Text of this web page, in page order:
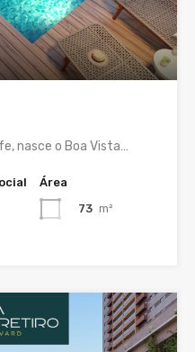
nasce o Boa Vista…
Área
73 m²